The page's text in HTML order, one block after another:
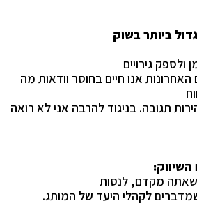
ביותר בשוק
גירויים
אנו חיים בחוסר וודאות מה
תגובה. בניגוד להרבה אני לא רואה
שאתה מקדם, לנסות
לקהלי היעד של המותג.